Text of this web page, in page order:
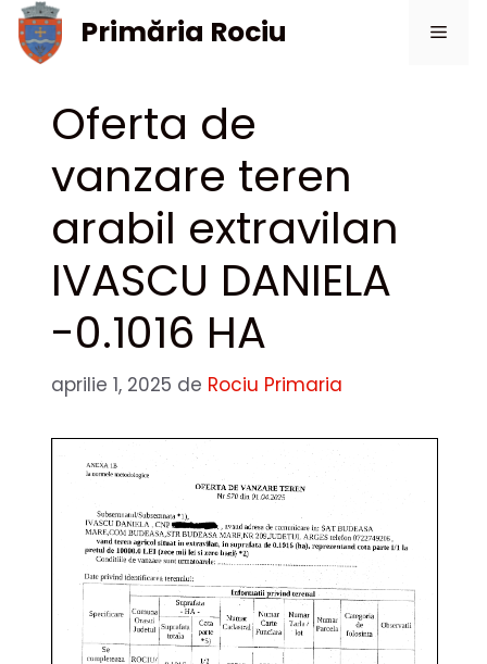
Sari
conținut
Primăria Rociu
Oferta de
vanzare teren
arabil extravilan
IVASCU DANIELA
-0.1016 HA
aprilie 1, 2025 de Rociu Primaria